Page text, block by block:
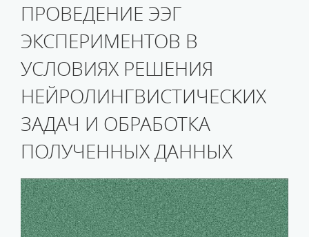
ПРОВЕДЕНИЕ ЭЭГ
ЭКСПЕРИМЕНТОВ В
УСЛОВИЯХ РЕШЕНИЯ
НЕЙРОЛИНГВИСТИЧЕСКИХ
ЗАДАЧ И ОБРАБОТКА
ПОЛУЧЕННЫХ ДАННЫХ